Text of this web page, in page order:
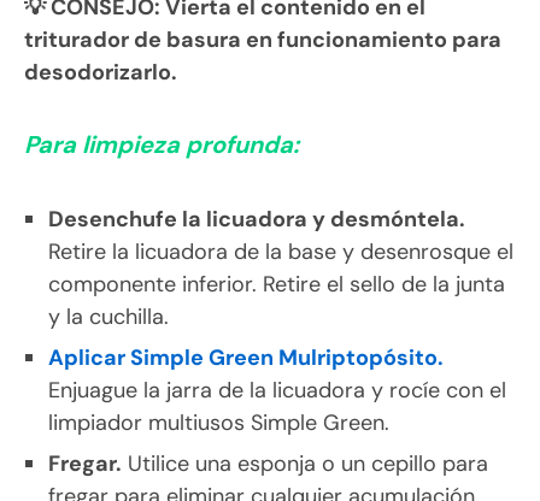
💡 CONSEJO: Vierta el contenido en el
triturador de basura en funcionamiento para
desodorizarlo.
Para limpieza profunda:
Desenchufe la licuadora y desmóntela.
Retire la licuadora de la base y desenrosque el
componente inferior. Retire el sello de la junta
y la cuchilla.
Aplicar Simple Green Mulriptopósito.
Enjuague la jarra de la licuadora y rocíe con el
limpiador multiusos Simple Green.
Fregar. Utilice una esponja o un cepillo para